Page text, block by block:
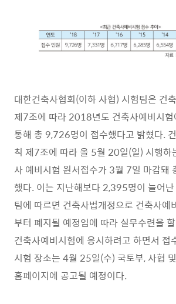
대한건축사협회(이하 사협) 시험팀은 건
제7조에 따라2018년도 건축사예비시
통해 총 9,726명이 접수했다고 밝혔다.
칙 제7조에 따라 올 5월 20일(일) 시행하
사 예비시험 원서접수가 3월 7일 마감돼
했다. 이는 지난해보다2,395명이 늘어
팀에 따르면 건축사법개정으로 건축사예
부터 폐지될 예정임에 따라 실무수련을
건축사예비시험에 응시하려고 하면서 접
시험 장소는 4월 25일(수) 국토부, 사협
홈페이지에 공고될 예정이다.